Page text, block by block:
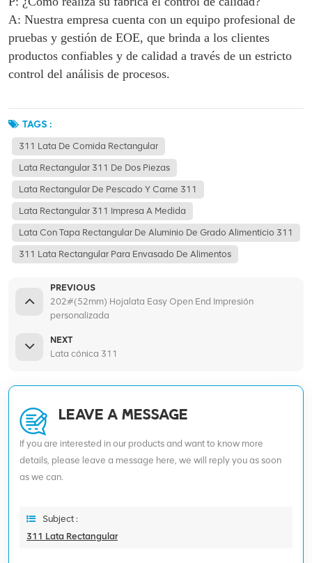
A: Nuestra empresa cuenta con un equipo profesional de
pruebas y gestión de EOE, que brinda a los clientes
productos confiables y de calidad a través de un estricto
control del análisis de procesos.
TAGS :
311 Lata De Comida Rectangular
Lata Rectangular 311 De Dos Piezas
Lata Rectangular De Pescado Y Carne 311
Lata Rectangular 311 Impresa A Medida
Lata Con Tapa Rectangular De Aluminio De Grado Alimenticio 311
311 Lata Rectangular Para Envasado De Alimentos
PREVIOUS
202#(52mm) Hojalata Easy Open End Impresión
personalizada
NEXT
Lata cónica 311
LEAVE A MESSAGE
If you are interested in our products and want to know more
details, please leave a message here, we will reply you as soon
as we can.
Subject :
311 Lata Rectangular